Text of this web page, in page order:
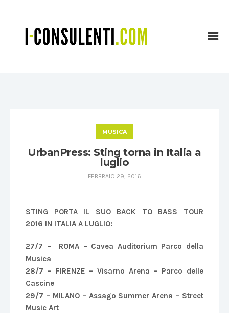
MUSICA
UrbanPress: Sting torna in Italia a
luglio
FEBBRAIO 29, 2016
STING PORTA IL SUO BACK TO BASS TOUR
2016 IN ITALIA A LUGLIO:
27/7 – ROMA – Cavea Auditorium Parco della
Musica
28/7 – FIRENZE – Visarno Arena – Parco delle
Cascine
29/7 – MILANO – Assago Summer Arena – Street
Music Art